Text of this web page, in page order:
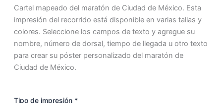
Cartel mapeado del maratón de Ciudad de México. Esta
impresión del recorrido está disponible en varias tallas y
colores. Seleccione los campos de texto y agregue su
nombre, número de dorsal, tiempo de llegada u otro texto
para crear su póster personalizado del maratón de
Ciudad de México.
Tipo de impresión *
Maratón